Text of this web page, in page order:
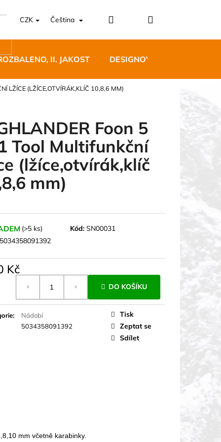
CZK Čeština PřihlášeníNákupní
II. JAKOST DESIGNOVÝ NÁBYTEK
LŽÍCE (LŽÍCE,OTVÍRÁK,KLÍČ 10,8,6 MM)
Foon 5
Tool Multifunkční
(lžíce,otvírák,klíč
mm)
(>5 ks) Kód: SN00031
5034358091392
Kč
DO KOŠÍKU
:
Nádobí
5034358091392
Tisk
Zeptat se
Sdílet
mm včetně karabinky.
BĚŽECKÉ TRAILOVÉ